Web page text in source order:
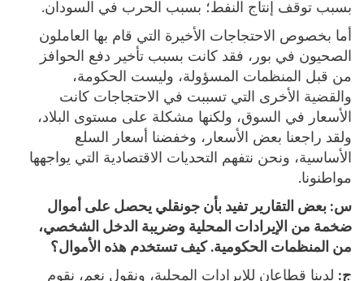
بسبب توقف إنتاج النفط؛ بسبب الحرب في السودان.
أما بخصوص الاحتجاجات الأخيرة التي قام بها العاملون
الصحيون في بور، فقد كانت بسبب تأخير دفع الحوافز
من قبل المنظمات المسؤولة، وليست الحكومة،
والقضية الأخرى التي تسببت في الاحتجاجات كانت
الأسعار في السوق، ولكنها مشكلة على مستوى البلاد،
ولقد راجعنا بعض الأسعار، وخفضنا أسعار السلع
الأساسية، ونحن نتفهم التحديات الاقتصادية التي يواجهها
مواطنونا.
س: بعض التقارير تفيد بأن جونقلي يحصل على أموال
ضخمة من الإيرادات المحلية وضريبة الدخل الشخصي،
من المنظمات الحكومية. كيف تستخدم هذه الأموال؟
ج: لدينا قطاعان للإيرادات المحلية، ونقول نعم، نقوم